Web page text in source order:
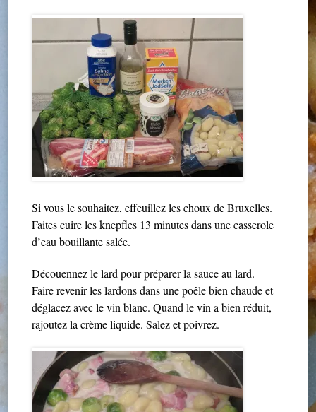
Si vous le souhaitez, effeuillez les choux de Bruxelles.
Faites cuire les knepfles 13 minutes dans une casserole
d’eau bouillante salée.
Découennez le lard pour préparer la sauce au lard.
Faire revenir les lardons dans une poêle bien chaude et
déglacez avec le vin blanc. Quand le vin a bien réduit,
rajoutez la crème liquide. Salez et poivrez.